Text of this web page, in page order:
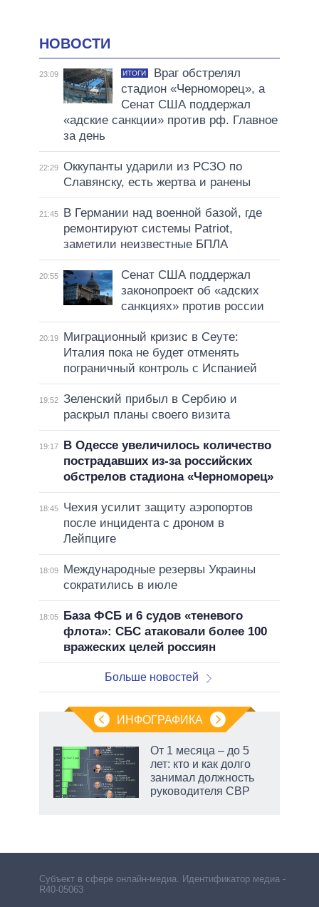
НОВОСТИ
23:09 ИТОГИ
Враг обстрелял
стадион «Черноморец», а
Сенат США поддержал
«адские санкции» против рф. Главное
за день
22:29 Оккупанты ударили из РСЗО по
Славянску, есть жертва и ранены
21:45
В Германии над военной базой, где
ремонтируют системы Patriot,
заметили неизвестные БПЛА
20:55
Сенат США поддержал
законопроект об «адских
санкциях» против россии
20:19
Миграционный кризис в Сеуте:
Италия пока не будет отменять
пограничный контроль с Испанией
19:52 Зеленский прибыл в Сербию и
раскрыл планы своего визита
19:17
В Одессе увеличилось количество
пострадавших из-за российских
обстрелов стадиона «Черноморец»
18:45
Чехия усилит защиту аэропортов
после инцидента с дроном в
Лейпциге
18:09
Международные резервы Украины
сократились в июле
18:05
База ФСБ и 6 судов «теневого
флота»: СБС атаковали более 100
вражеских целей россиян
Больше новостей
ИНФОГРАФИКА
От 1 месяца – до 5
лет: кто и как долго
занимал должность
руководителя СВР
Субъект в сфере онлайн-медиа. Идентификатор медиа –
R40-05063